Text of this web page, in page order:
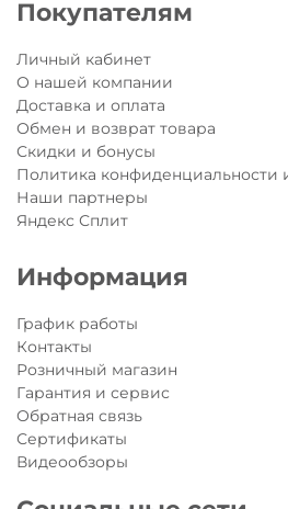
Покупателям
Личный кабинет
О нашей компании
Доставка и оплата
Обмен и возврат товара
Скидки и бонусы
Политика конфиденциальности
Наши партнеры
Яндекс Сплит
Информация
График работы
Контакты
Розничный магазин
Гарантия и сервис
Обратная связь
Сертификаты
Видеообзоры